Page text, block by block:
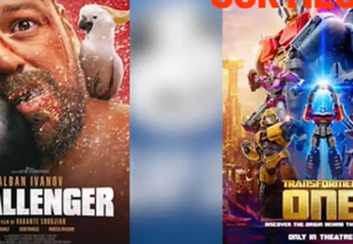
Remy Dewarrat
11 déc. 2024
2 min de lecture
Critique de film
Sorties cinéma de la semaine du 11 décembre 2024
Cette semaine du 11 décembre 2024, sept longs métrages
dans les salles obscures. Et ils nous permettent de faire
connaissance...